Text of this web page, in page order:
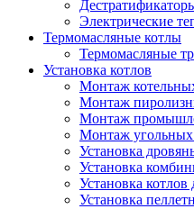
Электрические
Термомасляные котлы
Термомасляные
Установка котлов
Монтаж
Монтаж
Монтаж
Монтаж угольных
Установка
Установка
Установка котлов
Установка